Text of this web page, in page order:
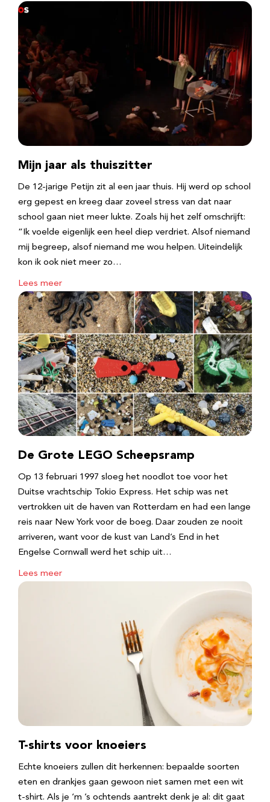
Mijn jaar als thuiszitter
De 12-jarige Petijn zit al een jaar thuis. Hij werd op school
erg gepest en kreeg daar zoveel stress van dat naar
school gaan niet meer lukte. Zoals hij het zelf omschrijft:
“Ik voelde eigenlijk een heel diep verdriet. Alsof niemand
mij begreep, alsof niemand me wou helpen. Uiteindelijk
kon ik ook niet meer zo…
Lees meer
De Grote LEGO Scheepsramp
Op 13 februari 1997 sloeg het noodlot toe voor het
Duitse vrachtschip Tokio Express. Het schip was net
vertrokken uit de haven van Rotterdam en had een lange
reis naar New York voor de boeg. Daar zouden ze nooit
arriveren, want voor de kust van Land’s End in het
Engelse Cornwall werd het schip uit…
Lees meer
T-shirts voor knoeiers
Echte knoeiers zullen dit herkennen: bepaalde soorten
eten en drankjes gaan gewoon niet samen met een wit
t-shirt. Als je ‘m ’s ochtends aantrekt denk je al: dit gaat